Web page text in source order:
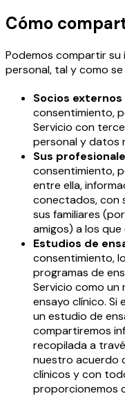
Cómo
Podemos compartir su
personal, tal y como
Socios externos
consentimiento,
Servicio con
personal y datos
Sus
consentimiento,
entre ella,
conectados, con
sus familiares
amigos) a los
Estudios de
consentimiento,
programas de
Servicio como
ensayo clínico. Si
un estudio de
compartiremos
recopilada a
nuestro acuerdo
clínicos y con
proporcionemos